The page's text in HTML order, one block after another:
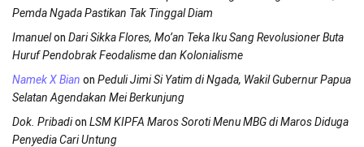
Pemda Ngada Pastikan Tak Tinggal Diam
Imanuelon Dari Sikka Flores, Mo’an Teka Iku Sang Revolusioner Buta
Huruf Pendobrak Feodalisme dan Kolonialisme
Namek X Bian on Peduli Jimi Si Yatim di Ngada, Wakil Gubernur Papua
Selatan Agendakan Mei Berkunjung
Dok. Pribadion LSM KIPFA Maros Soroti Menu MBG di Maros Diduga
Penyedia Cari Untung